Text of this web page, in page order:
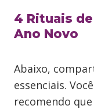
4 Rituais
Ano Novo
Abaixo,
essenciais.
recomendo